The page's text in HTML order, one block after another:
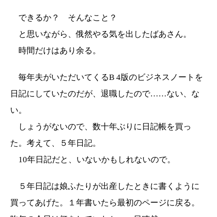
できるか？ そんなこと？
と思いながら、俄然やる気を出したばあさん。
時間だけはあり余る。
毎年夫がいただいてくるB 4版のビジネスノートを
日記にしていたのだが、退職したので……ない、な
い。
しょうがないので、数十年ぶりに日記帳を買っ
た。考えて、５年日記。
10年日記だと、いないかもしれないので。
５年日記は娘ふたりが出産したときに書くように
買ってあげた。１年書いたら最初のページに戻る。